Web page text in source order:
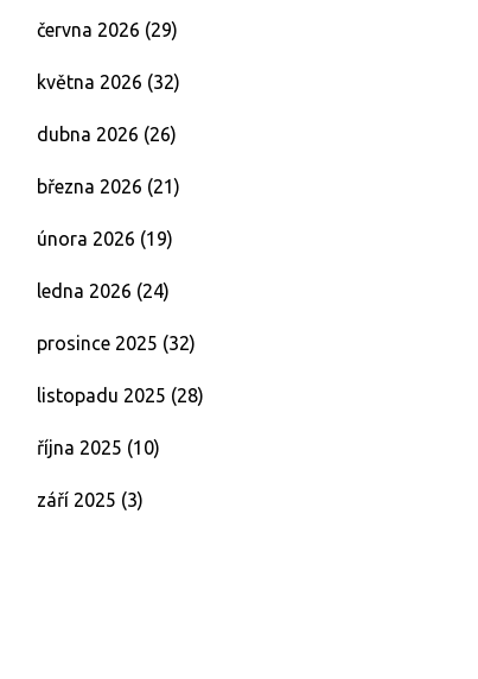
června 2026 (29)
května 2026 (32)
dubna 2026 (26)
března 2026 (21)
února 2026 (19)
ledna 2026 (24)
prosince 2025 (32)
listopadu 2025 (28)
října 2025 (10)
září 2025 (3)